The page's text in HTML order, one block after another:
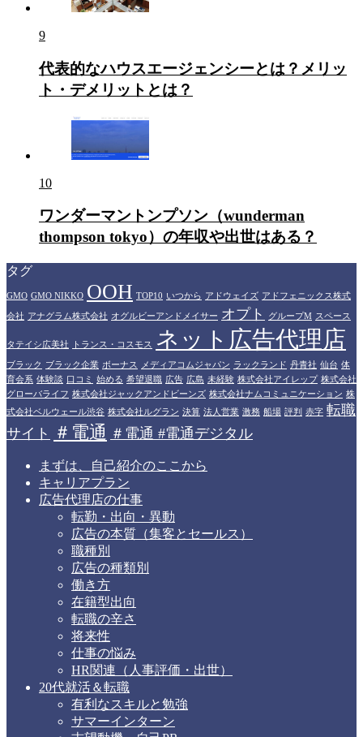
9
代表的なハウスエージェンシーとは？メリッ
ト・デメリットとは？
10
ワンダーマントンプソン（wunderman
thompson tokyo）の年収や出世はある？
タグ
GMO GMO NIKKO OOH TOP10 いつから アドウェイズ アドフェニックス株式
会社 アナグラム株式会社 オグルビーアンドメイサー オプト グループM スペース
タテイシ広美社 トランス・コスモス ネット広告代理店
ブラック ブラック企業 ボーナス メディアコムジャパン ラックランド 丹青社 仙台 体
育会系 体験談 口コミ 始める 希望退職 広告 広島 未経験 株式会社アイレップ 株式会社
グローバライフ 株式会社ジャックアンドビーンズ 株式会社ナムコミュニケーション 株
式会社ベルウェール渋谷 株式会社ルグラン 決算 法人営業 激務 船場 評判 赤字 転職
サイト
＃電通 ＃電通 #電通デジタル
まずは、自己紹介のここから
キャリアプラン
広告代理店の仕事
転勤・出向・異動
広告の本質（集客とセールス）
職種別
広告の種類別
働き方
在籍型出向
転職の辛さ
将来性
仕事の悩み
HR関連（人事評価・出世）
20代就活＆転職
有利なスキルと勉強
サマーインターン